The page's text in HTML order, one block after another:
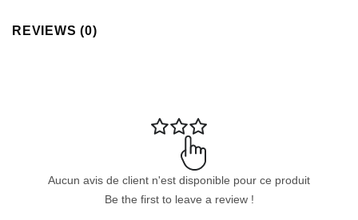
REVIEWS (0)
Aucun avis de client n'est disponible pour ce produit
Be the first to leave a review !